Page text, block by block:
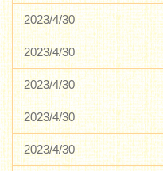
2023/4/30
2023/4/30
2023/4/30
2023/4/30
2023/4/30